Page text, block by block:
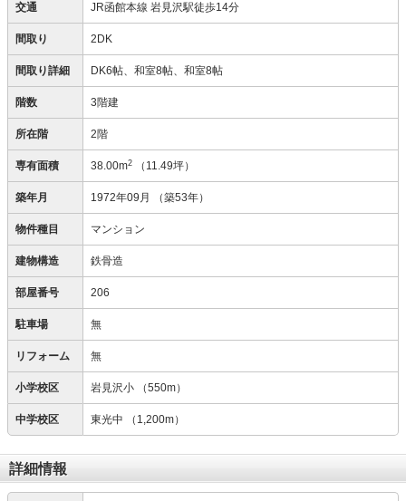
交通 JR函館本線 岩見沢駅徒歩14分
間取り 2DK
間取り詳細 DK6帖、和室8帖、和室8帖
階数 3階建
所在階 2階
専有面積 38.00m2 （11.49坪）
築年月 1972年09月 （築53年）
物件種目 マンション
建物構造 鉄骨造
部屋番号 206
駐車場 無
リフォーム 無
小学校区 岩見沢小 （550m）
中学校区 東光中 （1,200m）
詳細情報